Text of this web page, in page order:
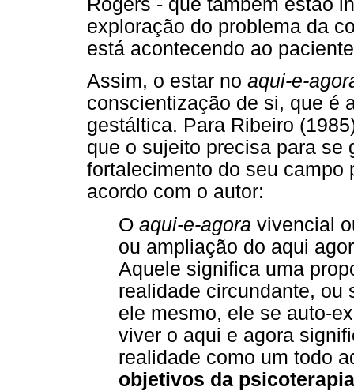
Rogers - que também estão
exploração do problema da
está acontecendo ao
Assim, o estar no aqui-e-
conscientização de si, que é
gestáltica. Para Ribeiro
que o sujeito precisa para se
fortalecimento do seu campo
acordo com o autor:
O aqui-e-agora vivencial
ou ampliação do aqui
Aquele significa uma
realidade circundante, ou
ele mesmo, ele se auto-
viver o aqui e agora
realidade como um todo
objetivos da